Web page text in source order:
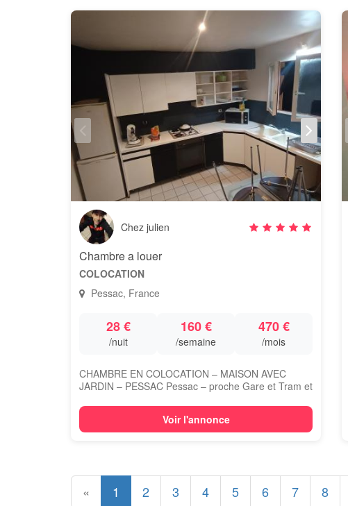
Chez julien
Chambre a louer
COLOCATION
Pessac, France
28 €
/nuit
160 €
/semaine
470 €
/mois
CHAMBRE EN COLOCATION – MAISON AVEC
JARDIN – PESSAC Pessac – proche Gare et Tram et
Voir l'annonce
« 1 2 3 4 5 6 7 8